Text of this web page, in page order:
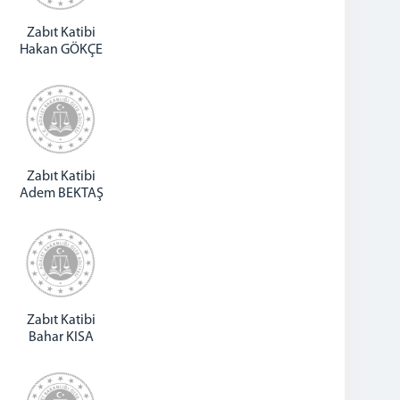
Zabıt Katibi
Hakan GÖKÇE
Zabıt Katibi
Adem BEKTAŞ
Zabıt Katibi
Bahar KISA